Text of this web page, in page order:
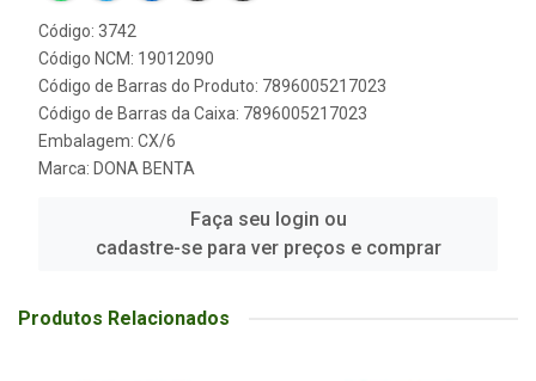
Código: 3742
Código NCM: 19012090
Código de Barras do Produto: 7896005217023
Código de Barras da Caixa: 7896005217023
Embalagem: CX/6
Marca: DONA BENTA
Faça seu login ou
cadastre-se para ver preços e comprar
Produtos Relacionados